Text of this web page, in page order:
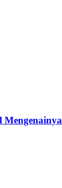
Mengenainya